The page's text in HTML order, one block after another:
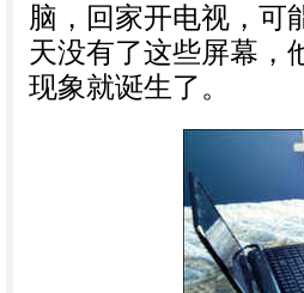
脑，回家开电视，可
天没有了这些屏幕，
现象就诞生了。